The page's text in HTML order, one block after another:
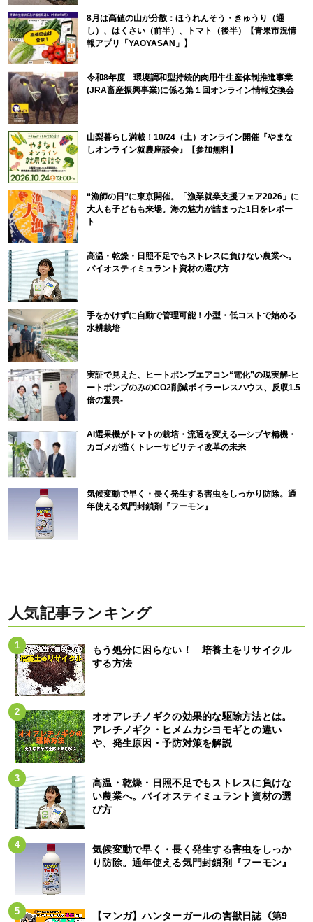
8月は高値の山が分散：ほうれんそう・きゅうり（通
し）、はくさい（前半）、トマト（後半）【青果市況情
報アプリ「YAOYASAN」】
令和8年度 環境調和型持続的肉用牛生産体制推進事業
(JRA畜産振興事業)に係る第１回オンライン情報交換会
山梨暮らし満載！10/24（土）オンライン開催『やまな
しオンライン就農座談会』【参加無料】
“漁師の日”に東京開催。「漁業就業支援フェア2026」に
大人も子どもも来場。海の魅力が詰まった1日をレポー
ト
高温・乾燥・日照不足でもストレスに負けない農業へ。
バイオスティミュラント資材の選び方
手をかけずに自動で管理可能！小型・低コストで始める
水耕栽培
実証で見えた、ヒートポンプエアコン“電化”の現実解-ヒ
ートポンプのみのCO2削減ボイラーレスハウス、反収1.5
倍の驚異-
AI選果機がトマトの栽培・流通を変える―シブヤ精機・
カゴメが描くトレーサビリティ改革の未来
気候変動で早く・長く発生する害虫をしっかり防除。通
年使える気門封鎖剤『フーモン』
人気記事ランキング
もう処分に困らない！ 培養土をリサイクル
する方法
オオアレチノギクの効果的な駆除方法とは。
アレチノギク・ヒメムカシヨモギとの違い
や、発生原因・予防対策を解説
高温・乾燥・日照不足でもストレスに負けな
い農業へ。バイオスティミュラント資材の選
び方
気候変動で早く・長く発生する害虫をしっか
り防除。通年使える気門封鎖剤『フーモン』
【マンガ】ハンターガールの害獣日誌《第9